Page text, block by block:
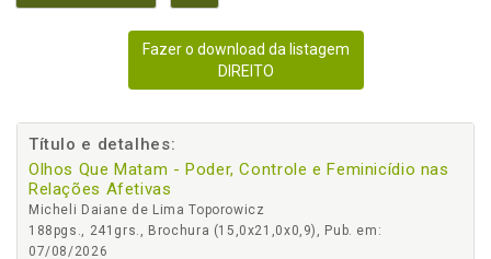
Fazer o download da listagem
DIREITO
Título e detalhes:
Olhos Que Matam - Poder, Controle e Feminicídio nas
Relações Afetivas
Micheli Daiane de Lima Toporowicz
188pgs., 241grs., Brochura (15,0x21,0x0,9), Pub. em:
07/08/2026